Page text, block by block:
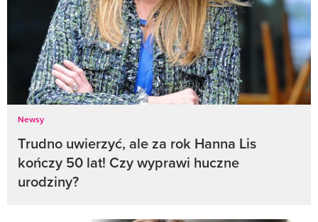
Newsy
Trudno uwierzyć, ale za rok Hanna Lis
kończy 50 lat! Czy wyprawi huczne
urodziny?